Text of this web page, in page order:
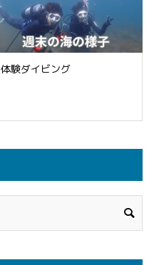
体験ダイビング